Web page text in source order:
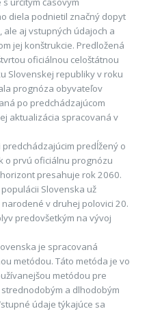
diela podnietil značný dopyt
aj vstupných údajoch a
jej konštrukcie. Predložená
oficiálnou celoštátnou
Slovenskej republiky v roku
prognóza obyvateľov
po predchádzajúcom
aktualizácia spracovaná v
predĺžený o
o prvú oficiálnu prognózu
presahuje rok 2060.
Slovenska už
v druhej polovici 20.
predovšetkým na vývoj
je spracovaná
metódou. Táto metóda je vo
metódou pre
a dlhodobým
údaje týkajúce sa